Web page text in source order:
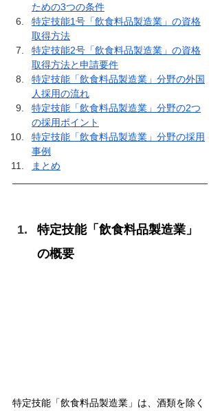
ための3つの条件
特定技能1号「飲食料品製造業」の資格
取得方法
特定技能2号「飲食料品製造業」の資格
取得方法と申請要件
特定技能「飲食料品製造業」分野の外国
人採用の流れ
特定技能「飲食料品製造業」分野の2つ
の採用ポイント
特定技能「飲食料品製造業」分野の採用
事例
まとめ
特定技能「飲食料品製造業」
の概要
特定技能「飲食料品製造業」は、酒類を除く